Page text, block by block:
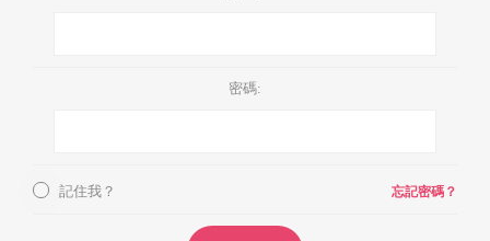
密碼:
記住我？ 忘記密碼？